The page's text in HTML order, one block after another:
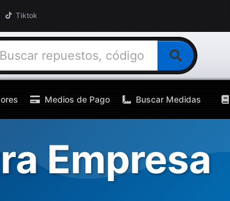
Tiktok
Medios de Pago Buscar Medidas
Empresa